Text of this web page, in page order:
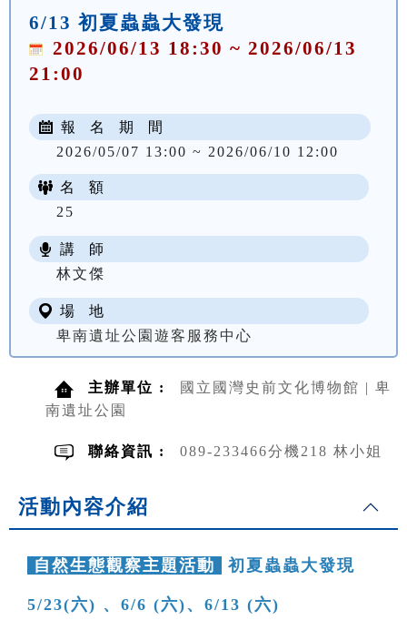
6/13 初夏蟲蟲大發現
2026/06/13 18:30 ~ 2026/06/13
21:00
報 名 期 間
2026/05/07 13:00 ~ 2026/06/10 12:00
名 額
25
講 師
林文傑
場 地
卑南遺址公園遊客服務中心
主辦單位 :
國立國灣史前文化博物館 | 卑
南遺址公園
聯絡資訊 : 089-233466分機218 林小姐
活動內容介紹
自然生態觀察主題活動 初夏蟲蟲大發現
5/23(六) 、6/6 (六)、6/13 (六)